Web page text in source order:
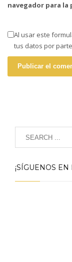
navegador para la
Al usar este
tus datos por
¡SÍGUENOS EN